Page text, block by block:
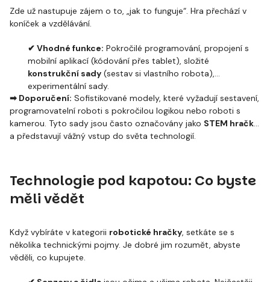
Zde už nastupuje zájem o to, „jak to funguje“. Hra přechází v
koníček a vzdělávání.
✔ Vhodné funkce: Pokročilé programování, propojení s
mobilní aplikací (kódování přes tablet), složité
konstrukční sady (sestav si vlastního robota),
experimentální sady.
➡ Doporučení: Sofistikované modely, které vyžadují sestavení,
programovatelní roboti s pokročilou logikou nebo roboti s
kamerou. Tyto sady jsou často označovány jako STEM hračky
a představují vážný vstup do světa technologií.
Technologie pod kapotou: Co byste
měli vědět
Když vybíráte v kategorii robotické hračky, setkáte se s
několika technickými pojmy. Je dobré jim rozumět, abyste
věděli, co kupujete.